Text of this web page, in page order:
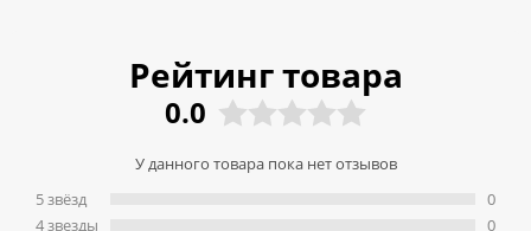
Рейтинг товара
0.0
У данного товара пока нет отзывов
5 звёзд
4 звeзды
0
0